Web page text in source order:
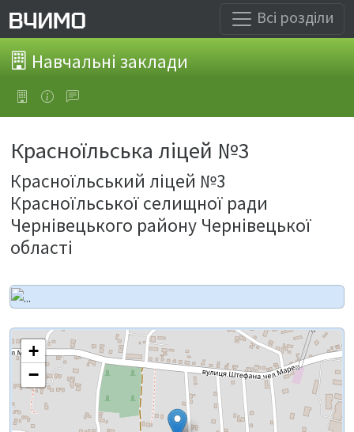
Всі розділи
Навчальні заклади
Красноїльська ліцей №3
Красноїльський ліцей №3
Красноїльської селищної ради
Чернівецького району Чернівецької
області
+
−